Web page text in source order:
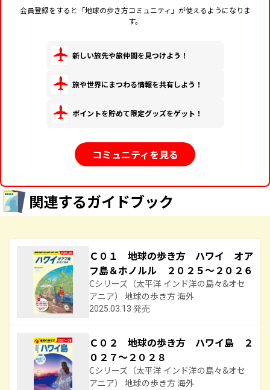
会員登録をすると「地球の歩き方コミュニティ」が使えるようになりま
す。
新しい旅先や旅仲間を見つけよう！
旅や世界にまつわる情報を共有しよう！
ポイントを貯めて限定グッズをゲット！
コミュニティを見る
関連するガイドブック
Ｃ０１ 地球の歩き方 ハワイ オア
フ島＆ホノルル ２０２５～２０２６
Cシリーズ（太平洋 インド洋の島々&オセ
アニア） 地球の歩き方 海外
2025.03.13 発売
Ｃ０２ 地球の歩き方 ハワイ島 ２
０２７～２０２８
Cシリーズ（太平洋 インド洋の島々&オセ
アニア） 地球の歩き方 海外